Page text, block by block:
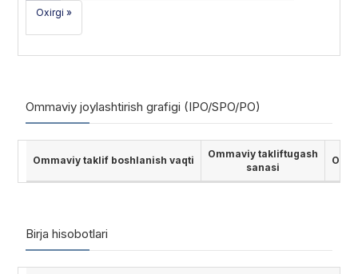
Oxirgi »
Ommaviy joylashtirish grafigi (IPO/SPO/PO)
Ommaviy taklif boshlanish vaqti
Ommaviy takliftugash
sanasi
Birja hisobotlari